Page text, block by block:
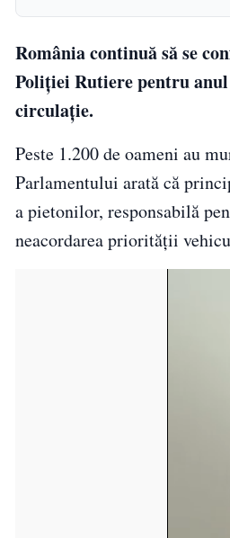
România continuă să se
Poliției Rutiere pentru anul
circulație.
Peste 1.200 de oameni au
Parlamentului arată că
a pietonilor, responsabilă
neacordarea priorității